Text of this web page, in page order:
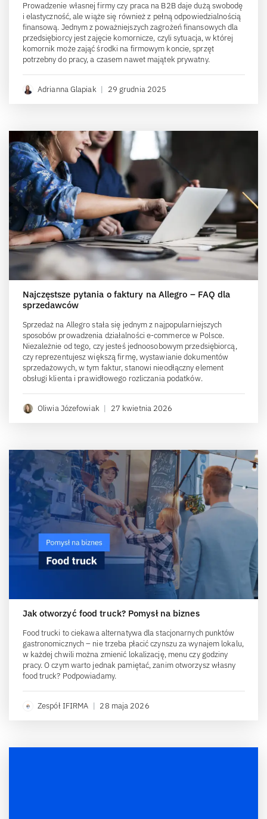
Prowadzenie własnej firmy czy praca na B2B daje dużą swobodę
i elastyczność, ale wiąże się również z pełną odpowiedzialnością
finansową. Jednym z poważniejszych zagrożeń finansowych dla
przedsiębiorcy jest zajęcie komornicze, czyli sytuacja, w której
komornik może zająć środki na firmowym koncie, sprzęt
potrzebny do pracy, a czasem nawet majątek prywatny.
Adrianna Glapiak | 29 grudnia 2025
Najczęstsze pytania o faktury na Allegro – FAQ dla
sprzedawców
Sprzedaż na Allegro stała się jednym z najpopularniejszych
sposobów prowadzenia działalności e-commerce w Polsce.
Niezależnie od tego, czy jesteś jednoosobowym przedsiębiorcą,
czy reprezentujesz większą firmę, wystawianie dokumentów
sprzedażowych, w tym faktur, stanowi nieodłączny element
obsługi klienta i prawidłowego rozliczania podatków.
Oliwia Józefowiak | 27 kwietnia 2026
Jak otworzyć food truck? Pomysł na biznes
Food trucki to ciekawa alternatywa dla stacjonarnych punktów
gastronomicznych – nie trzeba płacić czynszu za wynajem lokalu,
w każdej chwili można zmienić lokalizację, menu czy godziny
pracy. O czym warto jednak pamiętać, zanim otworzysz własny
food truck? Podpowiadamy.
Zespół IFIRMA | 28 maja 2026